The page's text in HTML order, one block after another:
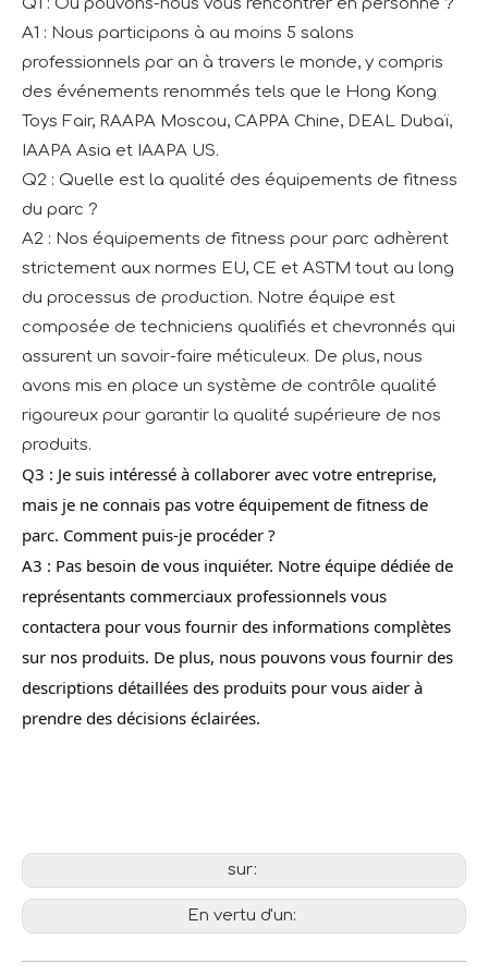
Q1 : Où pouvons-nous vous rencontrer en personne ?
A1 : Nous participons à au moins 5 salons
professionnels par an à travers le monde, y compris
des événements renommés tels que le Hong Kong
Toys Fair, RAAPA Moscou, CAPPA Chine, DEAL Dubaï,
IAAPA Asia et IAAPA US.
Q2 : Quelle est la qualité des équipements de fitness
du parc ?
A2 : Nos équipements de fitness pour parc adhèrent
strictement aux normes EU, CE et ASTM tout au long
du processus de production. Notre équipe est
composée de techniciens qualifiés et chevronnés qui
assurent un savoir-faire méticuleux. De plus, nous
avons mis en place un système de contrôle qualité
rigoureux pour garantir la qualité supérieure de nos
produits.
Q3 : Je suis intéressé à collaborer avec votre entreprise,
mais je ne connais pas votre équipement de fitness de
parc. Comment puis-je procéder ?
A3 : Pas besoin de vous inquiéter. Notre équipe dédiée de
représentants commerciaux professionnels vous
contactera pour vous fournir des informations complètes
sur nos produits. De plus, nous pouvons vous fournir des
descriptions détaillées des produits pour vous aider à
prendre des décisions éclairées.
sur:
En vertu d'un: